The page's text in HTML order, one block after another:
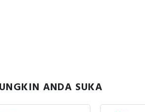
ANDA SUKA